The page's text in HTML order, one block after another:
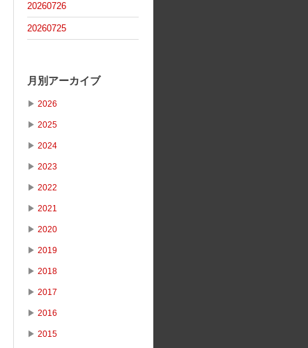
20260726
20260725
月別アーカイブ
▶ 2026
▶ 2025
▶ 2024
▶ 2023
▶ 2022
▶ 2021
▶ 2020
▶ 2019
▶ 2018
▶ 2017
▶ 2016
▶ 2015